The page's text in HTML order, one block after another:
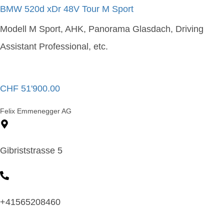
BMW 520d xDr 48V Tour M Sport
Modell M Sport, AHK, Panorama Glasdach, Driving
Assistant Professional, etc.
CHF 51'900.00
Felix Emmenegger AG
Gibriststrasse 5
+41565208460